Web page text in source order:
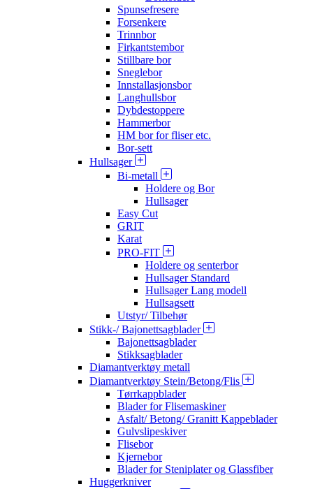
Spunsefresere
Forsenkere
Trinnbor
Firkantstembor
Stillbare bor
Sneglebor
Innstallasjonsbor
Langhullsbor
Dybdestoppere
Hammerbor
HM bor for fliser etc.
Bor-sett
Hullsager
Bi-metall
Holdere og Bor
Hullsager
Easy Cut
GRIT
Karat
PRO-FIT
Holdere og senterbor
Hullsager Standard
Hullsager Lang modell
Hullsagsett
Utstyr/ Tilbehør
Stikk-/ Bajonettsagblader
Bajonettsagblader
Stikksagblader
Diamantverktøy metall
Diamantverktøy Stein/Betong/Flis
Tørrkappblader
Blader for Flisemaskiner
Asfalt/ Betong/ Granitt Kappeblader
Gulvslipeskiver
Flisebor
Kjernebor
Blader for Steniplater og Glassfiber
Huggerkniver